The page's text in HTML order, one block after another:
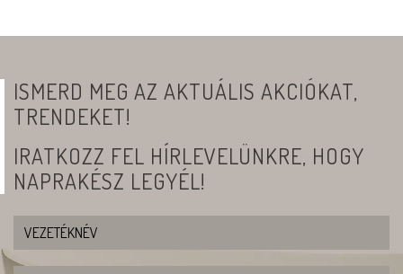
ISMERD MEG AZ AKTUÁLIS AKCIÓKAT,
TRENDEKET!
IRATKOZZ FEL HÍRLEVELÜNKRE, HOGY
NAPRAKÉSZ LEGYÉL!